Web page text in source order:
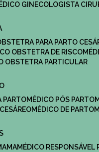
MÉDICO GINECOLOGISTA
PARA PARTO
OBSTETRA DE RISCO
OBSTETRA PARTICULAR
PARTO MÉDICO PÓS PARTO
MÉDICO DE PARTO
MÉDICO